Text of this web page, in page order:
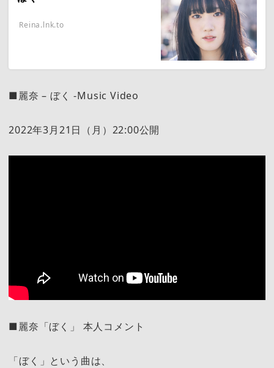
Reina.lnk.to
■麗奈 – ぼく -Music Video
2022年3月21日（月）22:00公開
■麗奈「ぼく」 本人コメント
「ぼく」という曲は、